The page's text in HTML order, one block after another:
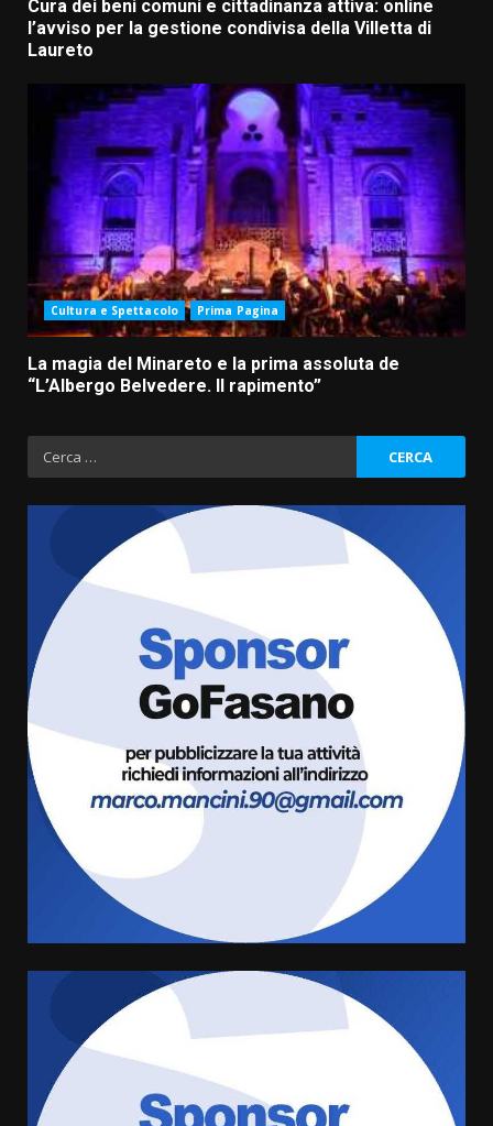
Cura dei beni comuni e cittadinanza attiva: online
l’avviso per la gestione condivisa della Villetta di
Laureto
Cultura e Spettacolo Prima Pagina
La magia del Minareto e la prima assoluta de
“L’Albergo Belvedere. Il rapimento”
Ricerca
per:
3
assoluta de “L’Albergo
6 Agosto 2026 06:15
4
Serie D, l’Us Fasano è escluso
5 Agosto 2026 17:30
Truffatori in azione nelle
frazioni fasanesi
5 Agosto 2026 11:03
Residenti di Savelletri scrivono
al Prefetto: “Noi cittadini di
serie B”
Pesce Spada: appuntamento a
sabato 8 agosto
5 Agosto 2026 06:10
Grazia Neglia, coordinatrice
cittadina di Fratelli d’Italia,